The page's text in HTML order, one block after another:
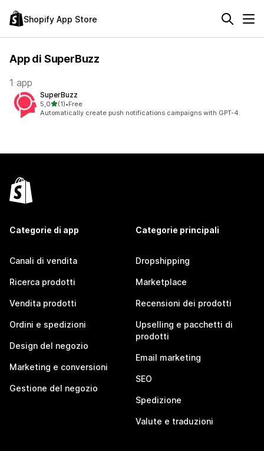
Shopify App Store
App di SuperBuzz
1 app
SuperBuzz
5,0stelle su 5
(1)
1 recensioni totali
•Free
Automatically create push notifications campaigns with GPT-4.
Categorie di app
Canali di vendita
Ricerca prodotti
Vendita prodotti
Ordini e spedizioni
Design del negozio
Marketing e conversioni
Gestione del negozio
Categorie principali
Dropshipping
Marketplace
Recensioni dei prodotti
Upselling e pacchetti di
prodotti
Email marketing
SEO
Spedizione
Valute e traduzioni